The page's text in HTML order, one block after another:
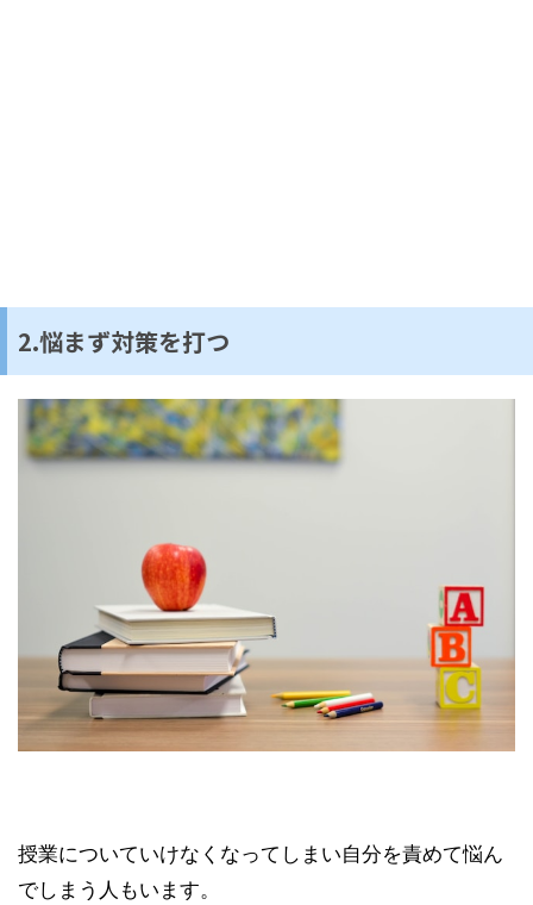
2.悩まず対策を打つ
授業についていけなくなってしまい自分を責めて悩ん
でしまう人もいます。